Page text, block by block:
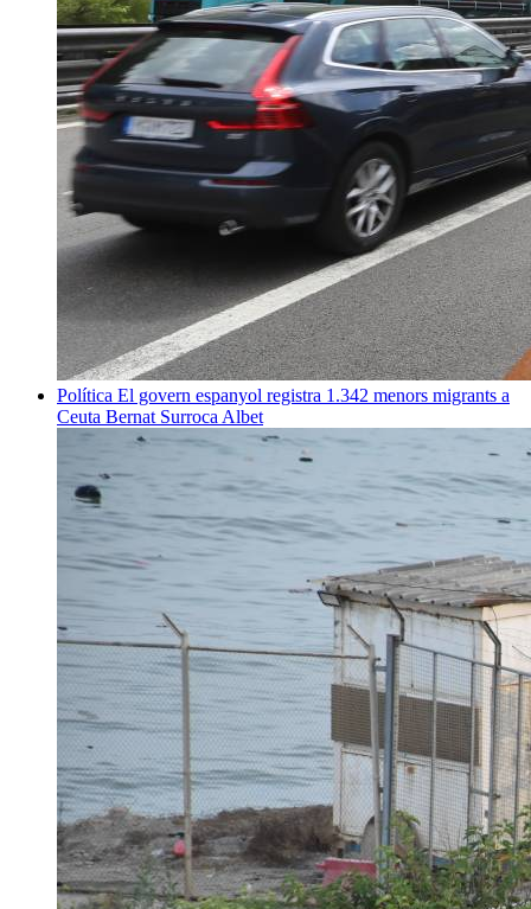
Política El govern espanyol registra 1.342 menors migrants a
Ceuta Bernat Surroca Albet